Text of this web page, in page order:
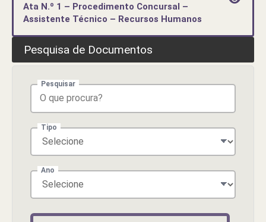
Ata N.º 1 – Procedimento Concursal –
Assistente Técnico – Recursos Humanos
Pesquisa de Documentos
Pesquisar
Tipo
Ano